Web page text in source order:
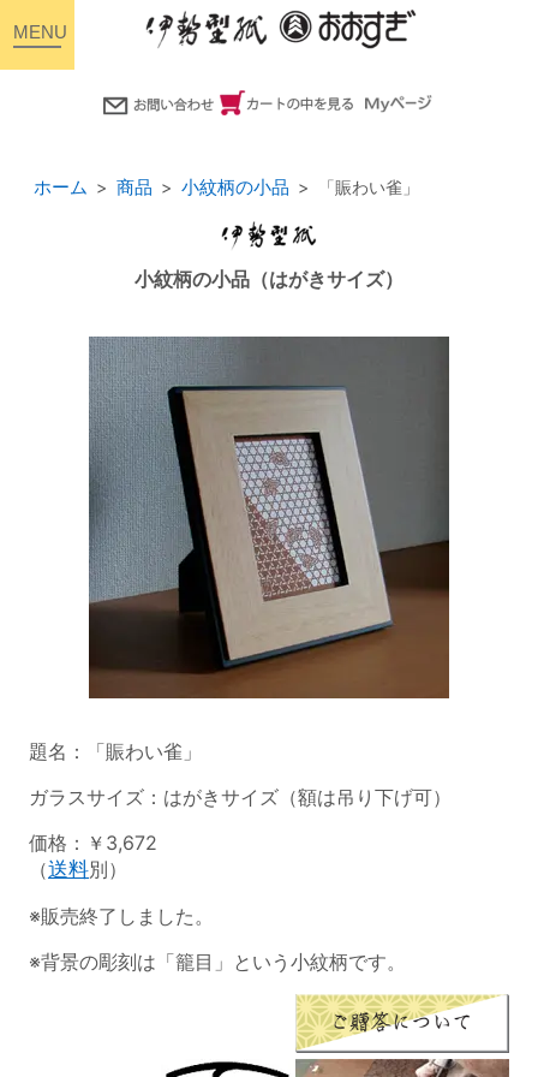
ホーム 商品 小紋柄の小品 「賑わい雀」
小紋柄の小品（はがきサイズ）
題名：「賑わい雀」
ガラスサイズ：はがきサイズ（額は吊り下げ可）
価格：￥3,672
（送料別）
※販売終了しました。
※背景の彫刻は「籠目」という小紋柄です。
toggle
navigation